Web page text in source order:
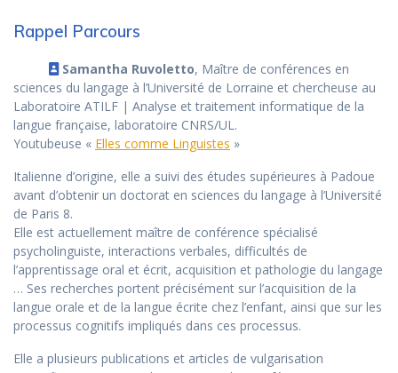
Rappel Parcours
Samantha Ruvoletto, Maître de conférences en
sciences du langage à l’Université de Lorraine et chercheuse au
Laboratoire ATILF | Analyse et traitement informatique de la
langue française, laboratoire CNRS/UL.
Youtubeuse « Elles comme Linguistes »
Italienne d’origine, elle a suivi des études supérieures à Padoue
avant d’obtenir un doctorat en sciences du langage à l’Université
de Paris 8.
Elle est actuellement maître de conférence spécialisé
psycholinguiste, interactions verbales, difficultés de
l’apprentissage oral et écrit, acquisition et pathologie du langage
… Ses recherches portent précisément sur l’acquisition de la
langue orale et de la langue écrite chez l’enfant, ainsi que sur les
processus cognitifs impliqués dans ces processus.
Elle a plusieurs publications et articles de vulgarisation